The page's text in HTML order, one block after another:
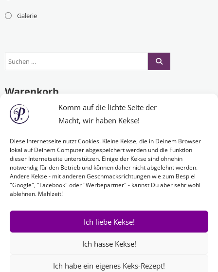
Komm auf die lichte Seite der
Macht, wir haben Kekse!
Diese Internetseite nutzt Cookies. Kleine Kekse, die in Deinem Browser
lokal auf Deinem Computer abgespeichert werden und die Funktion
dieser Internetseite unterstützen. Einige der Kekse sind ohnehin
notwendig für den Betrieb und können daher nicht abgelehnt werden.
Andere Kekse - mit anderen Geschmacksrichtungen wie zum Bespiel
"Google", "Facebook" oder "Werbepartner" - kannst Du aber sehr wohl
ablehnen. Mahlzeit!
Ich liebe Kekse!
Ich hasse Kekse!
Ich habe ein eigenes Keks-Rezept!
Galerie
Warenkorb
Es befinden sich keine Produkte im Warenkorb.
Nichts Passendes gefunden?
Wenn Sie nach etwas Bestimmtem suchen oder gerne ein Produkt
Ihren Wünschen entsprechend anfertigen lassen möchten,
einfach!